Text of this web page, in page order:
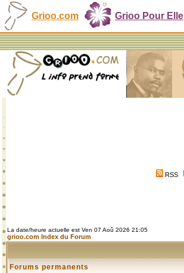
Grioo.com Grioo Pour Elle
RSS
La date/heure actuelle est Ven 07 Aoû 2026 21:05
grioo.com Index du Forum
Forums permanents